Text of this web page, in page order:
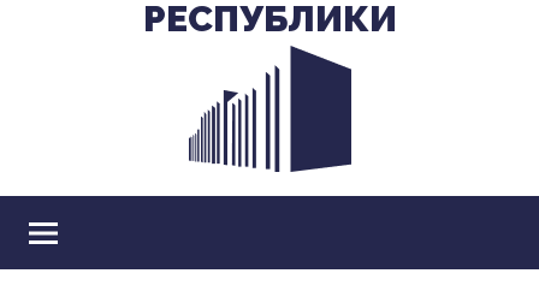
РЕСПУБЛИКИ